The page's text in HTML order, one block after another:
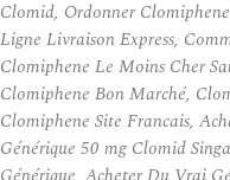
Clomid, Ordonner
Ligne Livraison Express,
Clomiphene Le Moins Cher
Clomiphene Bon Marché,
Clomiphene Site Francais,
Générique 50 mg Clomid